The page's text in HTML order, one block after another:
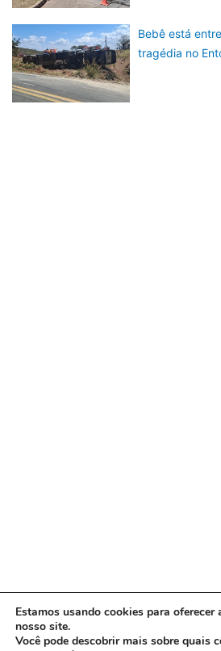
Bebê está
tragédia no
Estamos usando cookies para oferecer
nosso site.
Você pode descobrir mais sobre quais